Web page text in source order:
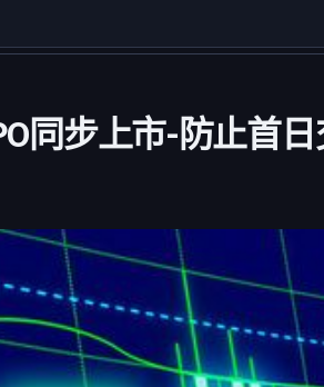
同步上市-防止首